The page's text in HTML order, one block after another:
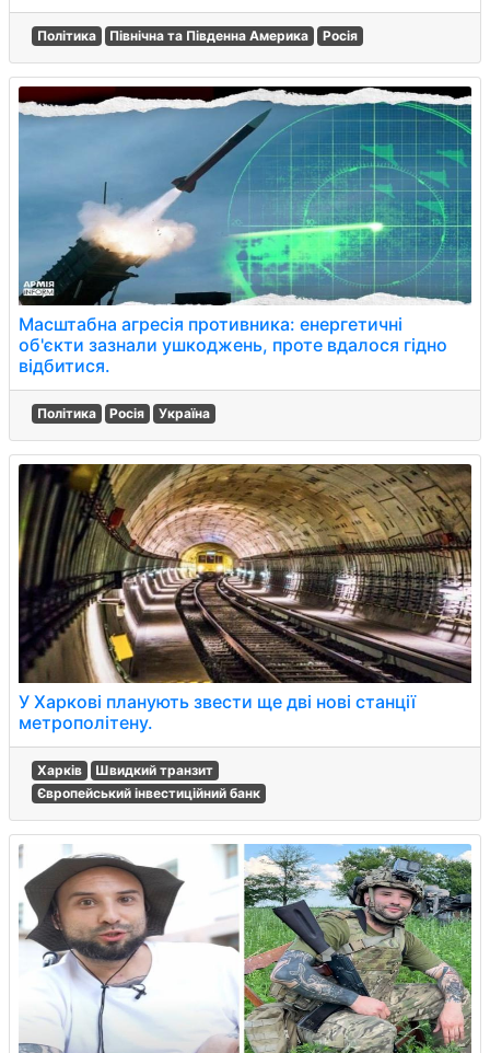
Політика Північна та Південна Америка Росія
Масштабна агресія противника: енергетичні
об'єкти зазнали ушкоджень, проте вдалося гідно
відбитися.
Політика Росія Україна
У Харкові планують звести ще дві нові станції
метрополітену.
Харків
Швидкий транзит
Європейський інвестиційний банк